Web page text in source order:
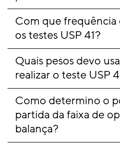
Com que frequência
os testes USP 41?
Quais pesos devo
realizar o teste USP
Como determino o
partida da faixa de
balança?